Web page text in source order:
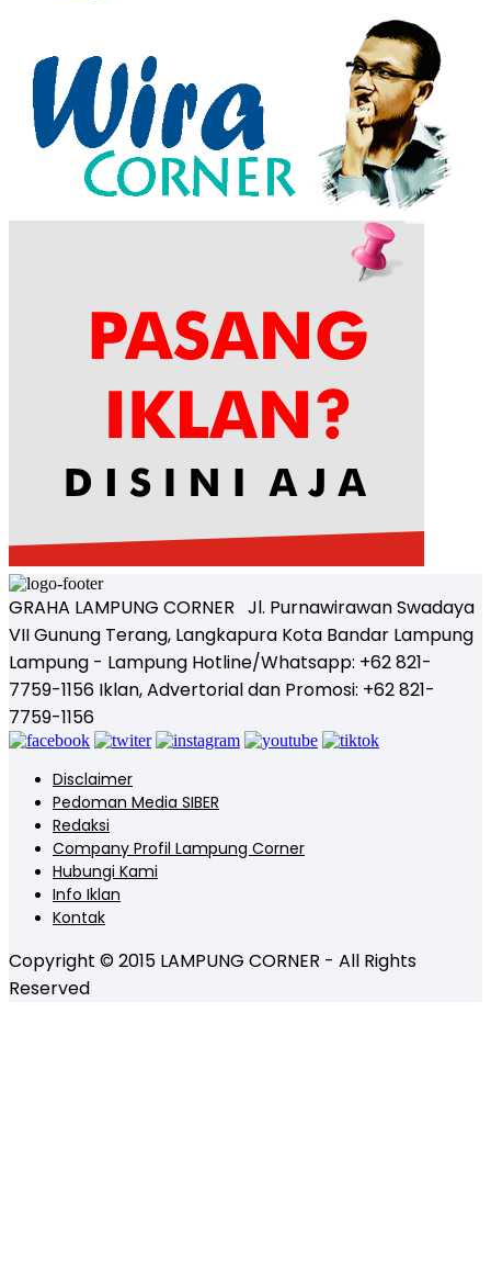
GRAHA LAMPUNG CORNER Jl. Purnawirawan Swadaya
VII Gunung Terang, Langkapura Kota Bandar Lampung
Lampung - Lampung Hotline/Whatsapp: +62 821-
7759-1156 Iklan, Advertorial dan Promosi: +62 821-
7759-1156
Disclaimer
Pedoman Media SIBER
Redaksi
Company Profil Lampung Corner
Hubungi Kami
Info Iklan
Kontak
Copyright © 2015 LAMPUNG CORNER - All Rights
Reserved